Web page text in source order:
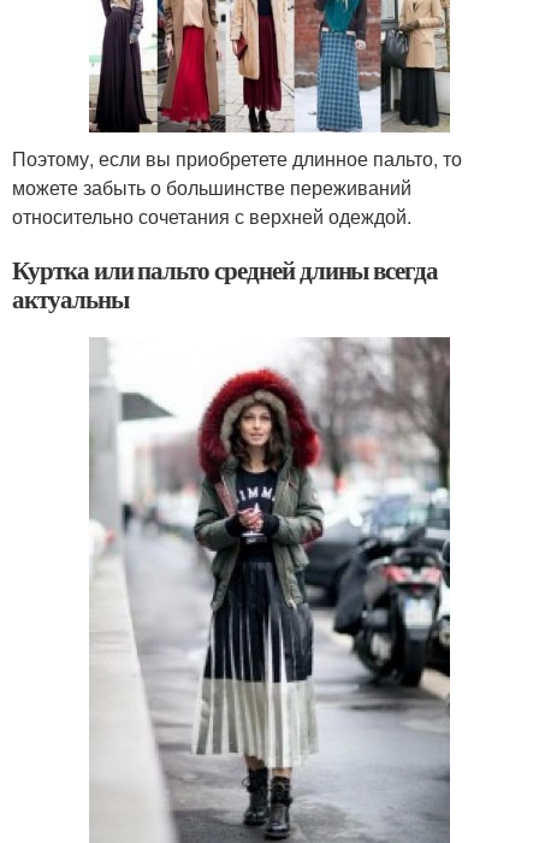
Поэтому, если вы приобретете длинное пальто, то
можете забыть о большинстве переживаний
относительно сочетания с верхней одеждой.
Куртка или пальто средней длины всегда
актуальны